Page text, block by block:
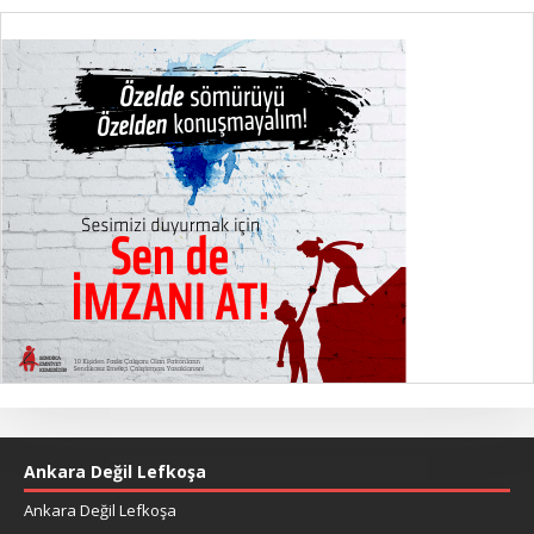
Ankara Değil Lefkoşa
Ankara Değil Lefkoşa